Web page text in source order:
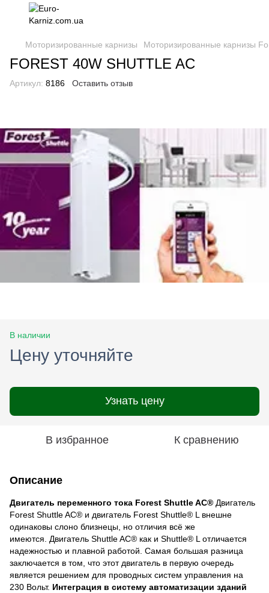
Моторизированные карнизы Моторизированные карнизы
FOREST 40W SHUTTLE AC
Артикул: 8186 Оставить отзыв
В наличии
Цену уточняйте
Узнать цену
В избранное К сравнению
Описание
Двигатель переменного тока Forest Shuttle AC® Двигатель
Forest Shuttle AC® и двигатель Forest Shuttle® L внешне
одинаковы слоно близнецы, но отличия всё же
имеются. Двигатель Shuttle AC® как и Shuttle® L отличается
надежностью и плавной работой. Самая большая разница
заключается в том, что этот двигатель в первую очередь
является решением для проводных систем управления на
230 Вольт. Интеграция в систему автоматизации зданий